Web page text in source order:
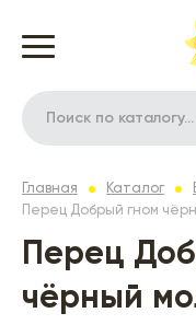
Главная Каталог
Перец Добрый гном
Перец
чёрный